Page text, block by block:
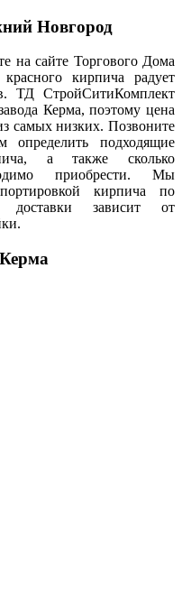
Новгород
на сайте Торгового Дома
кирпича радует
ТД СтройСитиКомплект
Керма, поэтому цена
самых низких. Позвоните
подходящие
а также сколько
приобрести. Мы
кирпича по
зависит от